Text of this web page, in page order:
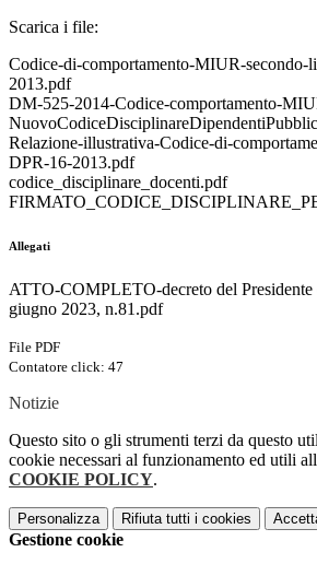
Scarica i file:
Codice-di-comportamento-MIUR-secondo-
2013.pdf
DM-525-2014-Codice-comportamento-
Relazione-illustrativa-Codice-di-
DPR-16-2013.pdf
codice_disciplinare_docenti.pdf
Allegati
ATTO-COMPLETO-decreto del
giugno 2023, n.81.pdf
File PDF
Contatore click: 47
Notizie
Questo sito o gli strumenti terzi da questo
cookie necessari al funzionamento ed utili
COOKIE POLICY.
Personalizza Rifiuta tutti i cookies
Gestione cookie